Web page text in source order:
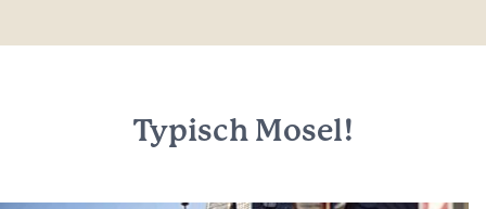
Typisch Mosel!